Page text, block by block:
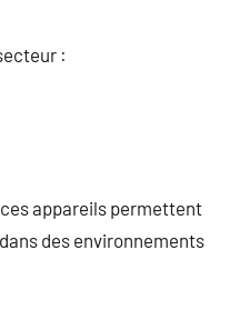
:
appareils permettent
des environnements